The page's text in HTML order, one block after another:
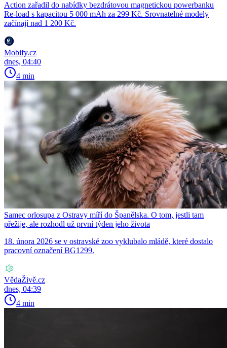
Action zařadil do nabídky bezdrátovou magnetickou powerbanku
Re-load s kapacitou 5 000 mAh za 299 Kč. Srovnatelné modely
začínají nad 1 200 Kč.
Mobify.cz
dnes, 04:40
4 min
Samec orlosupa z Ostravy míří do Španělska. O tom, jestli tam
přežije, ale rozhodl už první týden jeho života
18. února 2026 se v ostravské zoo vyklubalo mládě, které dostalo
pracovní označení BG1299.
VědaŽivě.cz
dnes, 04:39
4 min